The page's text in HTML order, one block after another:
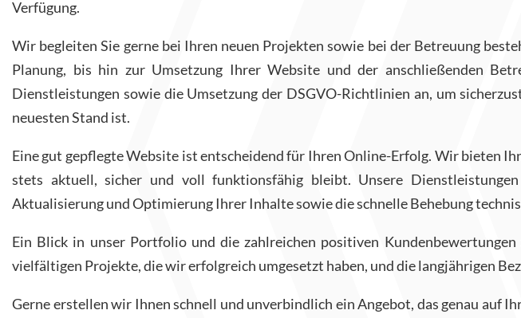
Verfügung.
Wir begleiten Sie gerne bei Ihren neuen Projekten sowie bei der Betreuung
Planung, bis hin zur Umsetzung Ihrer Website und der anschließenden
Dienstleistungen sowie die Umsetzung der DSGVO-Richtlinien an, um
neuesten Stand ist.
Eine gut gepflegte Website ist entscheidend für Ihren Online-Erfolg. Wir bieten
stets aktuell, sicher und voll funktionsfähig bleibt. Unsere
Aktualisierung und Optimierung Ihrer Inhalte sowie die schnelle Behebung
Ein Blick in unser Portfolio und die zahlreichen positiven
vielfältigen Projekte, die wir erfolgreich umgesetzt haben, und die langjährigen
Gerne erstellen wir Ihnen schnell und unverbindlich ein Angebot, das genau auf